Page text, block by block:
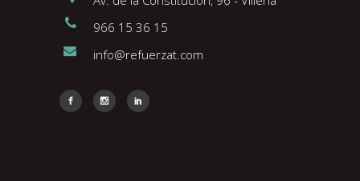
966 15 36 15
info@refuerzat.com